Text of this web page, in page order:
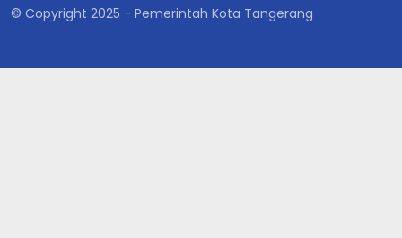
© Copyright 2025 - Pemerintah Kota Tangerang